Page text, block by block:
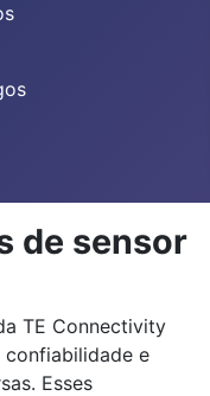
de sensor
TE Connectivity
e
Esses